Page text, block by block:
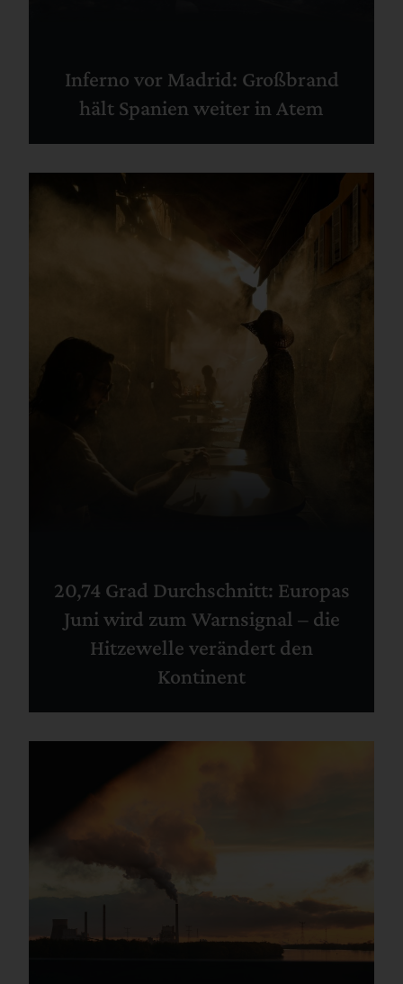
Inferno vor Madrid: Großbrand
hält Spanien weiter in Atem
20,74 Grad Durchschnitt: Europas
Juni wird zum Warnsignal – die
Hitzewelle verändert den
Kontinent